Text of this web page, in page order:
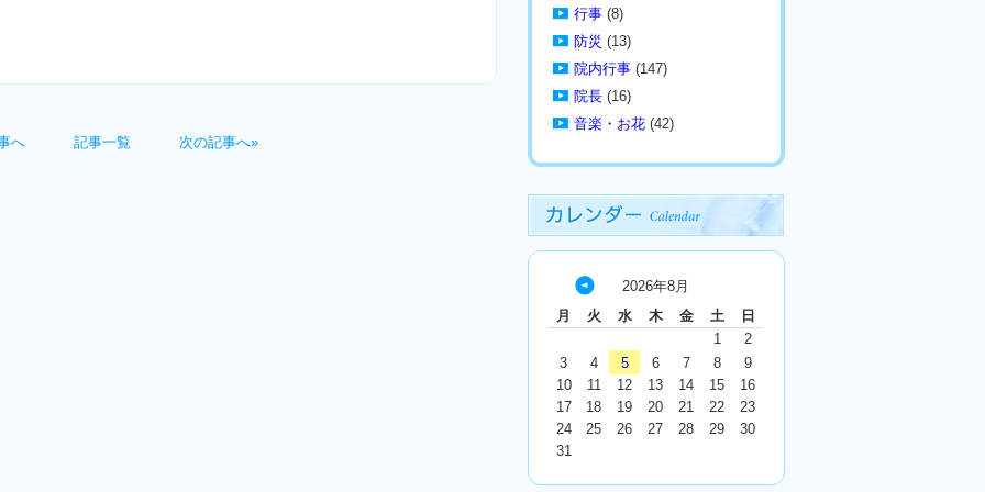
へ 記事一覧 次の記事へ»
行事 (8)
防災 (13)
院内行事 (147)
院長 (16)
音楽・お花 (42)
2026年8月
月
火 水 木 金 土 日
« 7
月
1
2
3
4 5 6 7 8
9
10
11 12 13 14 15
16
17
18 19 20 21 22
23
24
25 26 27 28 29
30
31